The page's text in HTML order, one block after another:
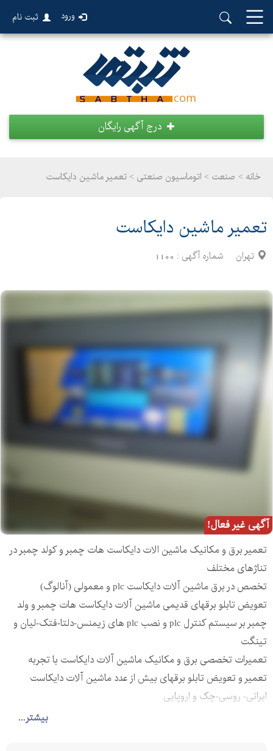
ورود ثبت نام
درج آگهی رایگان
خانه > صنعت > اتوماسیون صنعتی > تعمیر ماشین دایکاست
تعمیر ماشین دایکاست
تهران شماره آگهی : 1100
آگهی غیر فعال!
بیشتر...
تعمیر برق و مکانیک ماشین الات دایکاست هات چمبر و کولد چمبر در
تناژهای مختلف
تخصص در برق ماشین آلات دایکاست plc و معمولی (آنالوگ)
تعویض تابلو برقهای قدیمی ماشین آلات دایکاست هات چمبر و ولد
چمبر بر سیستم کنترل plc و نصب plc های زیمنس-دلتا-فتک-لیان و
تینگت
تعمیرات تخصصی برق و مکانیک ماشین آلات دایکاست با تجربه
تعمیر و تعویض تابلو برقهای بیش از عدد ماشین آلات دایکاست
ایرانی- روسی-چک و اروپایی